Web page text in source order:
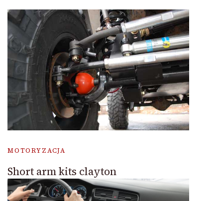
MOTORYZACJA
Short arm kits clayton